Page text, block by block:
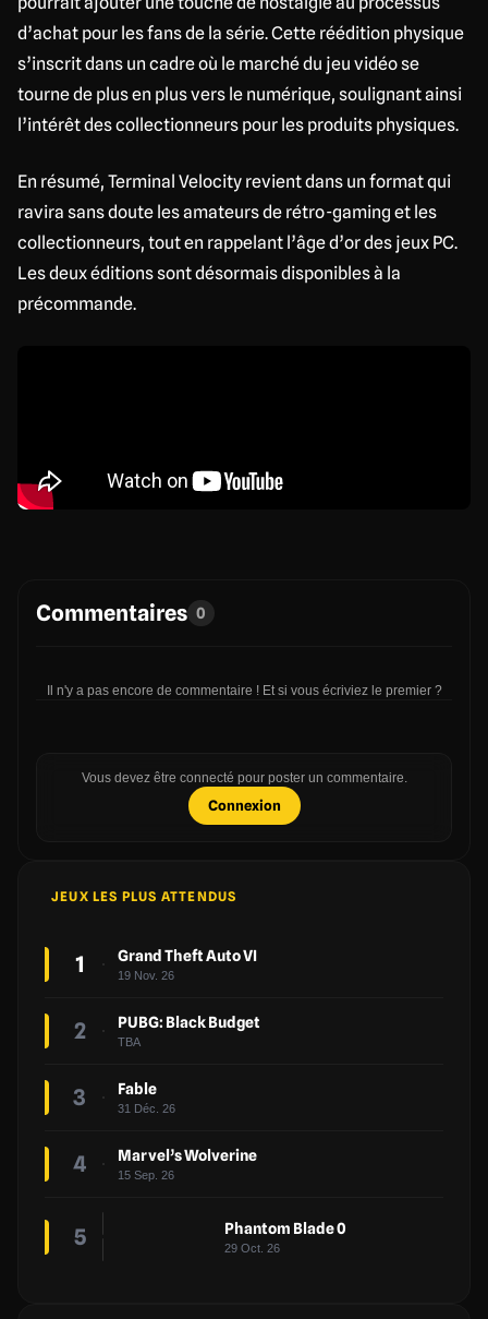
d’achat pour les fans de la série. Cette réédition physique
s’inscrit dans un cadre où le marché du jeu vidéo se
tourne de plus en plus vers le numérique, soulignant ainsi
l’intérêt des collectionneurs pour les produits physiques.
En résumé, Terminal Velocity revient dans un format qui
ravira sans doute les amateurs de rétro-gaming et les
collectionneurs, tout en rappelant l’âge d’or des jeux PC.
Les deux éditions sont désormais disponibles à la
précommande.
Commentaires 0
Il n'y a pas encore de commentaire ! Et si vous écriviez le premier ?
Vous devez être connecté pour poster un commentaire.
Connexion
JEUX LES PLUS ATTENDUS
1 Grand Theft Auto VI
19 Nov. 26
2 PUBG: Black Budget
TBA
3 Fable
31 Déc. 26
4 Marvel’s Wolverine
15 Sep. 26
5 Phantom Blade 0
29 Oct. 26